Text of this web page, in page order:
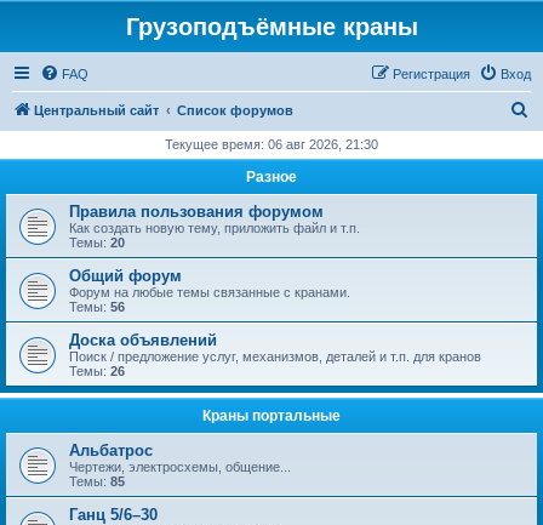
Грузоподъёмные краны
FAQ Вход
Регистрация
Центральный сайт Список форумов
с
Текущее время: 06 авг 2026, 21:30
Разное
Правила пользования форумом
Как создать новую тему, приложить файл и т.п.
Темы: 20
Общий форум
Форум на любые темы связанные с кранами.
Темы: 56
Доска объявлений
Поиск / предложение услуг, механизмов, деталей и т.п. для кранов
Темы: 26
Краны портальные
Альбатрос
Чертежи, электросхемы, общение...
Темы: 85
Ганц 5/6–30